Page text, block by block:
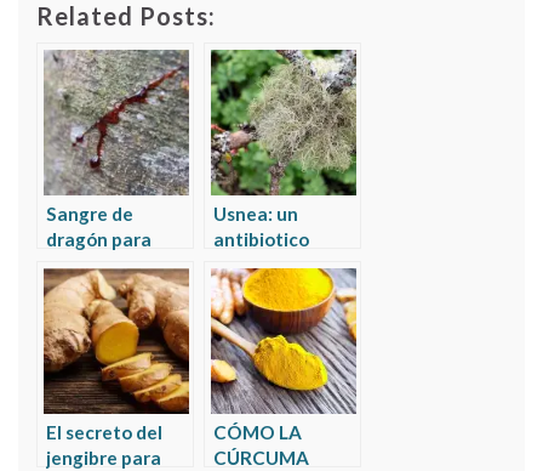
Related Posts:
Sangre de
dragón para
curar úlcera
Usnea: un
antibiotico
natural para
infecciones
localizadas
El secreto del
jengibre para
CÓMO LA
CÚRCUMA